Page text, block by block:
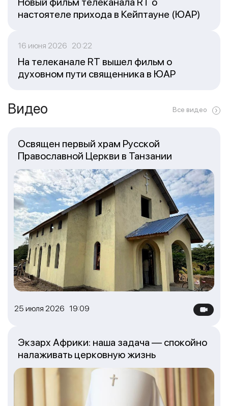
настоятеле прихода в Кейптауне (ЮАР)
16 июня 2026 20:22
На телеканале RT вышел фильм о
духовном пути священника в ЮАР
Видео Все видео
25 июля 2026 19:09
Освящен первый храм Русской
Православной Церкви в Танзании
Экзарх Африки: наша задача — спокойно
налаживать церковную жизнь